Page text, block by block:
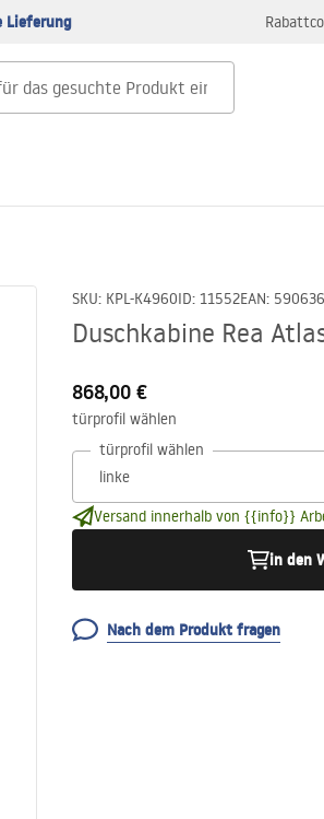
Lieferung
SKU: KPL-K4960ID: 11552EAN:
Duschkabine Rea
868,00 €
türprofil wählen
türprofil wählen
Versand innerhalb von {{info}}
in den
Nach dem Produkt fragen